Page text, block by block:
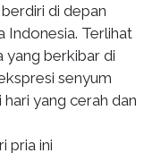
di depan
Indonesia. Terlihat
yang berkibar di
senyum
yang cerah dan
pria ini